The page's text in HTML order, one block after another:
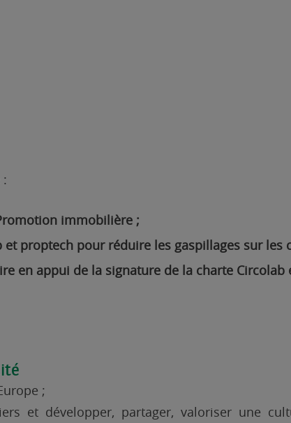
:
immobilière ;
proptech pour réduire les gaspillages sur les
en appui de la signature de la charte
;
et développer, partager, valoriser une